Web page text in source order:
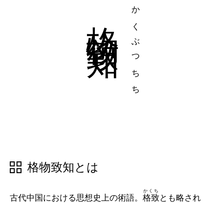
四字熟語
一覧表示 かくぶつちち
格物致知とは
古代中国における思想史上の術語。 格致
かくち
とも略され
四字熟語
一覧表示